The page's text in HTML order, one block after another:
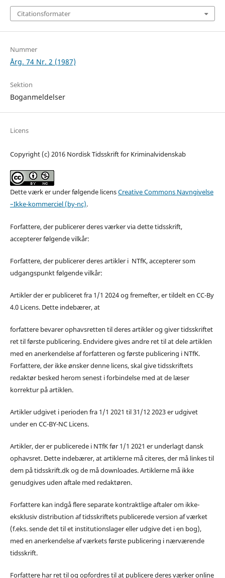
Citationsformater
Nummer
Årg. 74 Nr. 2 (1987)
Sektion
Boganmeldelser
Licens
Copyright (c) 2016 Nordisk Tidsskrift for Kriminalvidenskab
Dette værk er under følgende licensCreative Commons Navngivelse
–Ikke-kommerciel (by-nc).
Forfattere, der publicerer deres værker via dette tidsskrift,
accepterer følgende vilkår:
Forfattere, der publicerer deres artikler i NTfK, accepterer som
udgangspunkt følgende vilkår:
Artikler der er publiceret fra 1/1 2024 og fremefter, er tildelt en CC-By
4.0 Licens. Dette indebærer, at
forfattere bevarer ophavsretten til deres artikler og giver tidsskriftet
ret til første publicering. Endvidere gives andre ret til at dele artiklen
med en anerkendelse af forfatteren og første publicering i NTfK.
Forfattere, der ikke ønsker denne licens, skal give tidsskriftets
redaktør besked herom senest i forbindelse med at de læser
korrektur på artiklen.
Artikler udgivet i perioden fra 1/1 2021 til 31/12 2023 er udgivet
under en CC-BY-NC Licens.
Artikler, der er publicerede i NTfK før 1/1 2021 er underlagt dansk
ophavsret. Dette indebærer, at artiklerne må citeres, der må linkes til
dem på tidsskrift.dk og de må downloades. Artiklerne må ikke
genudgives uden aftale med redaktøren.
Forfattere kan indgå flere separate kontraktlige aftaler om ikke-
eksklusiv distribution af tidsskriftets publicerede version af værket
(f.eks. sende det til et institutionslager eller udgive det i en bog),
med en anerkendelse af værkets første publicering i nærværende
tidsskrift.
Forfattere har ret til og opfordres til at publicere deres værker online